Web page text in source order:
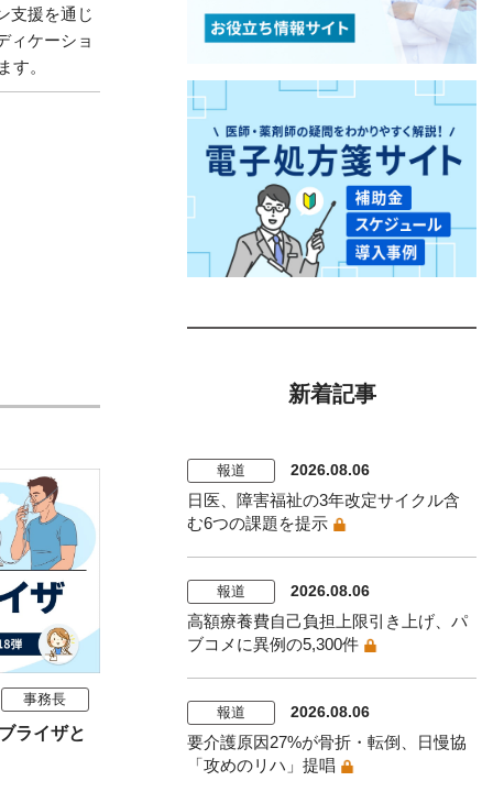
支援を通じ
ィケーショ
す。
事務長
ライザと
新着記事
報道 2026.08.06
日医、障害福祉の3年改定サイクル含
む6つの課題を提示
報道 2026.08.06
高額療養費自己負担上限引き上げ、パ
ブコメに異例の5,300件
報道 2026.08.06
要介護原因27%が骨折・転倒、日慢協
「攻めのリハ」提唱